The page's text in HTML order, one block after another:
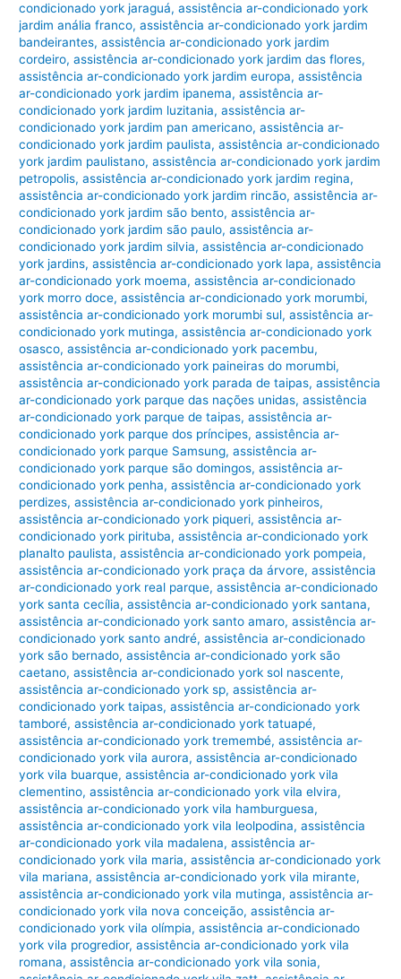
condicionado york jaraguá,assistência ar-condicionado york
jardim anália franco,assistência ar-condicionado york jardim
bandeirantes,assistência ar-condicionado york jardim
cordeiro,assistência ar-condicionado york jardim das flores,
assistência ar-condicionado york jardim europa,assistência
ar-condicionado york jardim ipanema,assistência ar-
condicionado york jardim luzitania,assistência ar-
condicionado york jardim pan americano,assistência ar-
condicionado york jardim paulista,assistência ar-condicionado
york jardim paulistano,assistência ar-condicionado york jardim
petropolis,assistência ar-condicionado york jardim regina,
assistência ar-condicionado york jardim rincão,assistência ar-
condicionado york jardim são bento,assistência ar-
condicionado york jardim são paulo,assistência ar-
condicionado york jardim silvia,assistência ar-condicionado
york jardins,assistência ar-condicionado york lapa,assistência
ar-condicionado york moema,assistência ar-condicionado
york morro doce,assistência ar-condicionado york morumbi,
assistência ar-condicionado york morumbi sul,assistência ar-
condicionado york mutinga,assistência ar-condicionado york
osasco,assistência ar-condicionado york pacembu,
assistência ar-condicionado york paineiras do morumbi,
assistência ar-condicionado york parada de taipas,assistência
ar-condicionado york parque das nações unidas,assistência
ar-condicionado york parque de taipas,assistência ar-
condicionado york parque dos príncipes,assistência ar-
condicionado york parque Samsung,assistência ar-
condicionado york parque são domingos,assistência ar-
condicionado york penha,assistência ar-condicionado york
perdizes,assistência ar-condicionado york pinheiros,
assistência ar-condicionado york piqueri,assistência ar-
condicionado york pirituba,assistência ar-condicionado york
planalto paulista,assistência ar-condicionado york pompeia,
assistência ar-condicionado york praça da árvore,assistência
ar-condicionado york real parque,assistência ar-condicionado
york santa cecília,assistência ar-condicionado york santana,
assistência ar-condicionado york santo amaro,assistência ar-
condicionado york santo andré,assistência ar-condicionado
york são bernado,assistência ar-condicionado york são
caetano,assistência ar-condicionado york sol nascente,
assistência ar-condicionado york sp,assistência ar-
condicionado york taipas,assistência ar-condicionado york
tamboré,assistência ar-condicionado york tatuapé,
assistência ar-condicionado york tremembé,assistência ar-
condicionado york vila aurora,assistência ar-condicionado
york vila buarque,assistência ar-condicionado york vila
clementino,assistência ar-condicionado york vila elvira,
assistência ar-condicionado york vila hamburguesa,
assistência ar-condicionado york vila leolpodina,assistência
ar-condicionado york vila madalena,assistência ar-
condicionado york vila maria,assistência ar-condicionado york
vila mariana,assistência ar-condicionado york vila mirante,
assistência ar-condicionado york vila mutinga,assistência ar-
condicionado york vila nova conceição,assistência ar-
condicionado york vila olímpia,assistência ar-condicionado
york vila progredior,assistência ar-condicionado york vila
romana,assistência ar-condicionado york vila sonia,